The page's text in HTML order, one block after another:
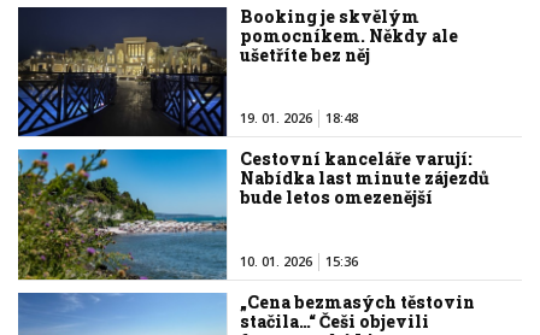
Booking je skvělým
pomocníkem. Někdy ale
ušetříte bez něj
19. 01. 2026 18:48
Cestovní kanceláře varují:
Nabídka last minute zájezdů
bude letos omezenější
10. 01. 2026 15:36
„Cena bezmasých těstovin
stačila…“ Češi objevili